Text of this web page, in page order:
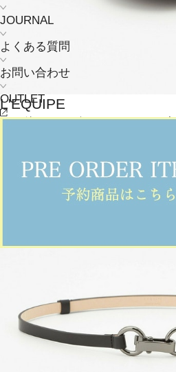
JOURNAL
よくある質問
お問い合わせ
OUTLET
L'EQUIPE
その他シューズ(そのたしゅーず)